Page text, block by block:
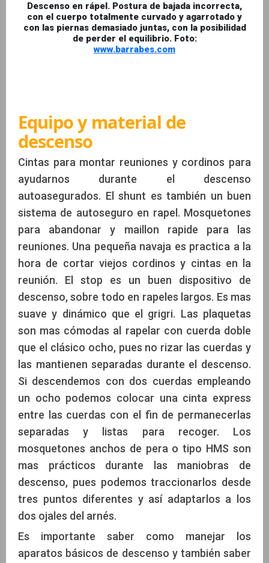
Descenso en rápel. Postura de bajada incorrecta,
con el cuerpo totalmente curvado y agarrotado y
con las piernas demasiado juntas, con la posibilidad
de perder el equilibrio. Foto:
www.barrabes.com
Equipo y material de
descenso
Cintas para montar reuniones y cordinos para
ayudarnos durante el descenso
autoasegurados. El shunt es también un buen
sistema de autoseguro en rapel. Mosquetones
para abandonar y maillon rapide para las
reuniones. Una pequeña navaja es practica a la
hora de cortar viejos cordinos y cintas en la
reunión. El stop es un buen dispositivo de
descenso, sobre todo en rapeles largos. Es mas
suave y dinámico que el grigri. Las plaquetas
son mas cómodas al rapelar con cuerda doble
que el clásico ocho, pues no rizar las cuerdas y
las mantienen separadas durante el descenso.
Si descendemos con dos cuerdas empleando
un ocho podemos colocar una cinta express
entre las cuerdas con el fin de permanecerlas
separadas y listas para recoger. Los
mosquetones anchos de pera o tipo HMS son
mas prácticos durante las maniobras de
descenso, pues podemos traccionarlos desde
tres puntos diferentes y así adaptarlos a los
dos ojales del arnés.
Es importante saber como manejar los
aparatos básicos de descenso y también saber